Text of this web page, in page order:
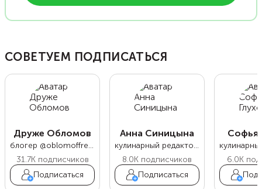
СОВЕТУЕМ ПОДПИСАТЬСЯ
Друже Обломов
блогер @oblomoffrecipe
31.7Kподписчиков
Подписаться
Анна Синицына
кулинарный редактор Food.ru
8.0K подписчиков
Подписаться
Софья
6.0K